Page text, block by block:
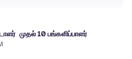
முதல் 10 பங்களிப்பாளர்